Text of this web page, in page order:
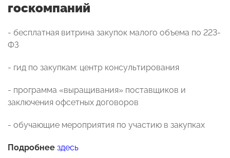
госкомпаний
- бесплатная витрина закупок малого объема по 223-
ФЗ
- гид по закупкам: центр консультирования
- программа «выращивания» поставщиков и
заключения офсетных договоров
- обучающие мероприятия по участию в закупках
Подробнее здесь